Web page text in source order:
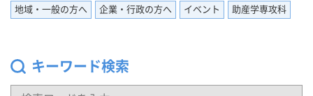
地域・一般の方へ 企業・行政の方へ イベント 助産学専攻科
キーワード検索